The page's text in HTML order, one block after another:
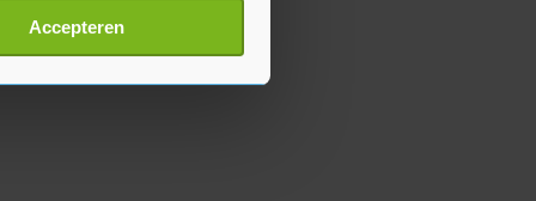
detailgedeelte
Accepteren